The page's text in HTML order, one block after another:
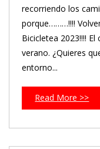
recorriendo los
porque………!!!!
Bicicletea 2023!!!!
verano. ¿Quieres
entorno...
Read More >>